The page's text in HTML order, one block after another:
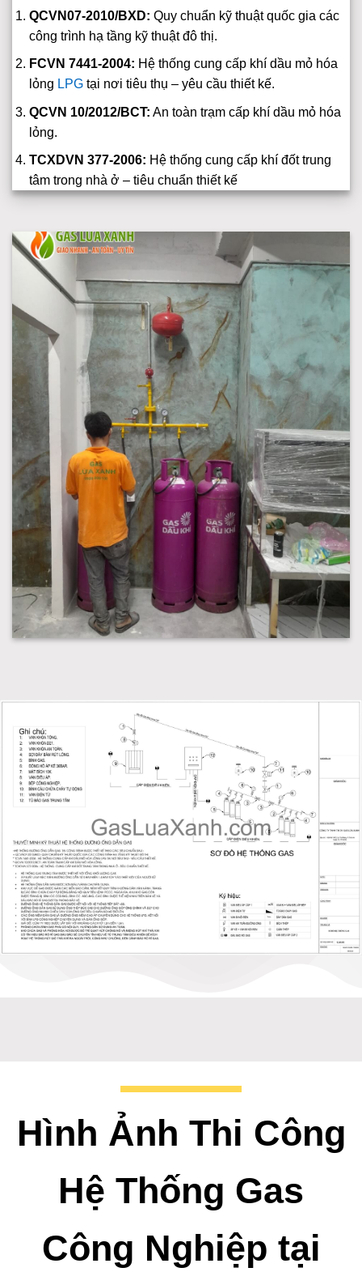
QCVN07-2010/BXD: Quy chuẩn kỹ thuật quốc gia các
công trình hạ tầng kỹ thuật đô thị.
FCVN 7441-2004: Hệ thống cung cấp khí dầu mỏ hóa
lỏng LPGtại nơi tiêu thụ – yêu cầu thiết kế.
QCVN 10/2012/BCT: An toàn trạm cấp khí dầu mỏ hóa
lỏng.
TCXDVN 377-2006: Hệ thống cung cấp khí đốt trung
tâm trong nhà ở – tiêu chuẩn thiết kế
Hình Ảnh Thi Công
Hệ Thống Gas
Công Nghiệp tại